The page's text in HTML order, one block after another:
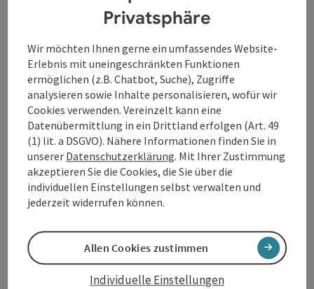
Kreativstationen, Führungen, musikalische
Workshops und viele weitere tolle Programmpunkte
sowie familienfreundliches Essen im Restaurant
BRUCKNER’S.
Kontakt
Veranstaltungsort
Anreise/Lage
Preise
Privatsphäre
Wir möchten Ihnen gerne ein umfassendes Website-
Erlebnis mit uneingeschränkten Funktionen
ermöglichen (z.B. Chatbot, Suche), Zugriffe
analysieren sowie Inhalte personalisieren, wofür wir
Cookies verwenden. Vereinzelt kann eine
Datenübermittlung in ein Drittland erfolgen (Art. 49
(1) lit. a DSGVO). Nähere Informationen finden Sie in
unserer Datenschutzerklärung. Mit Ihrer Zustimmung
akzeptieren Sie die Cookies, die Sie über die
individuellen Einstellungen selbst verwalten und
jederzeit widerrufen können.
Individuelle Einstellungen
Allen Cookies zustimmen